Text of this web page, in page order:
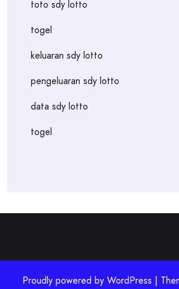
toto sdy lotto
togel
keluaran sdy lotto
pengeluaran sdy lotto
data sdy lotto
togel
Proudly powered by WordPress |